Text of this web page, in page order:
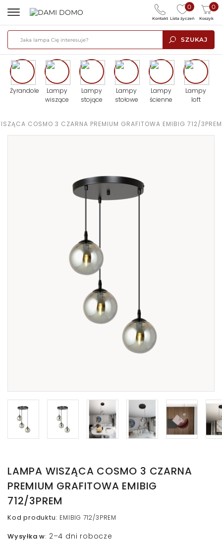
SZUKAJ
0
Lista życzeń
0
Koszyk
Kontakt
Żyrandole
Lampy
wiszące
Lampy
stojące
Lampy
stołowe
Lampy
ścienne
Lampy
loft
COSMO 3 CZARNA PREMIUM GRAFITOWA EMIBIG 712/3PREM
LAMPA WISZĄCA COSMO 3 CZARNA
PREMIUM GRAFITOWA EMIBIG
712/3PREM
Kod produktu: EMIBIG 712/3PREM
Wysyłka w: 2–4 dni robocze